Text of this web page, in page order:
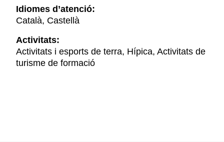
Idiomes d’atenció:
Català, Castellà
Activitats:
Activitats i esports de terra, Hípica, Activitats de
turisme de formació